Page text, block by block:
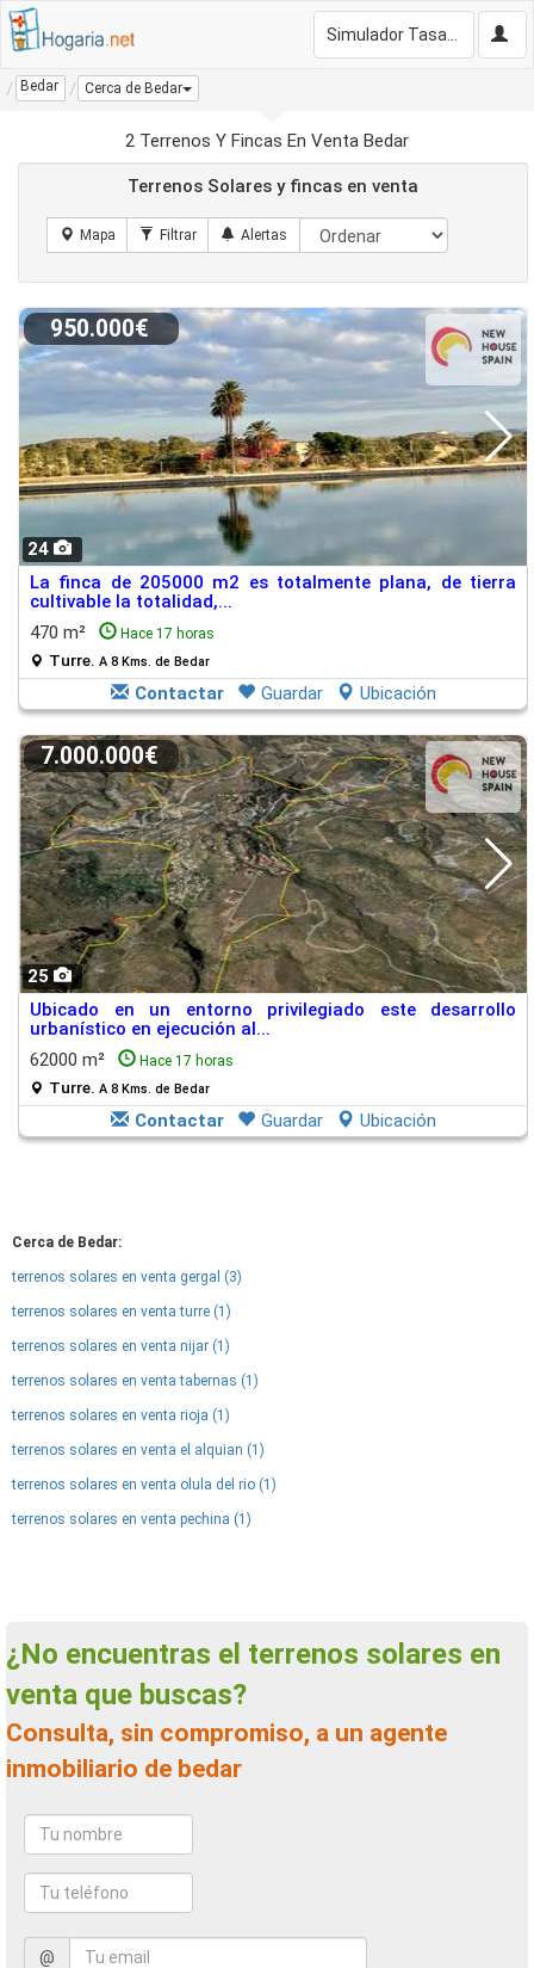
Bedar Cerca de Bedar
2 Terrenos Y Fincas En Venta Bedar
Terrenos Solares y fincas en venta
24
950.000€
La finca de 205000 m2 es totalmente plana, de tierra
cultivable la totalidad,...
470 m²
Hace 17 horas
Turre. A 8 Kms. de Bedar
Contactar Guardar Ubicación
25
7.000.000€
Ubicado en un entorno privilegiado este desarrollo
urbanístico en ejecución al...
62000 m²
Hace 17 horas
Turre. A 8 Kms. de Bedar
Contactar Guardar Ubicación
Cerca de Bedar:
terrenos solares en venta gergal (3)
terrenos solares en venta turre (1)
terrenos solares en venta nijar (1)
terrenos solares en venta tabernas (1)
terrenos solares en venta rioja (1)
terrenos solares en venta el alquian (1)
terrenos solares en venta olula del rio (1)
terrenos solares en venta pechina (1)
¿No encuentras el terrenos solares en
venta que buscas?
Consulta, sin compromiso, a un agente
inmobiliario de bedar
@